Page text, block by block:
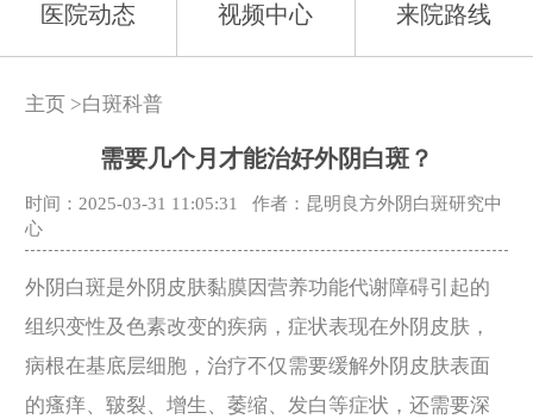
医院动态 视频中心 来院路线
主页 >白斑科普
需要几个月才能治好外阴白斑？
时间：2025-03-31 11:05:31
作者：昆明良方外阴白斑研究中
心
外阴白斑是外阴皮肤黏膜因营养功能代谢障碍引起的
组织变性及色素改变的疾病，症状表现在外阴皮肤，
病根在基底层细胞，治疗不仅需要缓解外阴皮肤表面
的瘙痒、皲裂、增生、萎缩、发白等症状，还需要深